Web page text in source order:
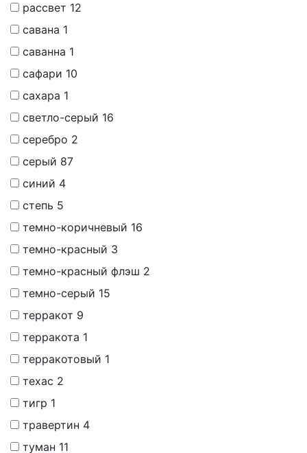
рассвет 12
савана 1
саванна 1
сафари 10
сахара 1
светло-серый 16
серебро 2
серый 87
синий 4
степь 5
темно-коричневый 16
темно-красный 3
темно-красный флэш 2
темно-серый 15
терракот 9
терракота 1
терракотовый 1
техас 2
тигр 1
травертин 4
туман 11